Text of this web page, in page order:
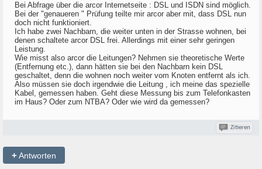
Bei Abfrage über die arcor Internetseite : DSL und ISDN sind möglich.
Bei der "genaueren " Prüfung teilte mir arcor aber mit, dass DSL nun
doch nicht funktioniert.
Ich habe zwei Nachbarn, die weiter unten in der Strasse wohnen, bei
denen schaltete arcor DSL frei. Allerdings mit einer sehr geringen
Leistung.
Wie misst also arcor die Leitungen? Nehmen sie theoretische Werte
(Entfernung etc.), dann hätten sie bei den Nachbarn kein DSL
geschaltet, denn die wohnen noch weiter vom Knoten entfernt als ich.
Also müssen sie doch irgendwie die Leitung , ich meine das spezielle
Kabel, gemessen haben. Geht diese Messung bis zum Telefonkasten
im Haus? Oder zum NTBA? Oder wie wird da gemessen?
Zitieren
+Antworten